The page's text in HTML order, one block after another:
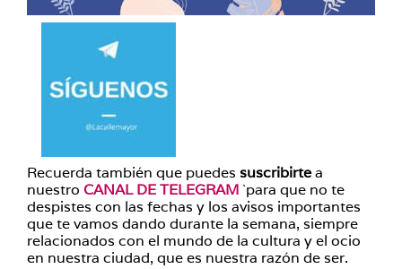
Recuerda también que puedes suscribirtea
nuestro CANAL DE TELEGRAM`para que no te
despistes con las fechas y los avisos importantes
que te vamos dando durante la semana, siempre
relacionados con el mundo de la cultura y el ocio
en nuestra ciudad, que es nuestra razón de ser.